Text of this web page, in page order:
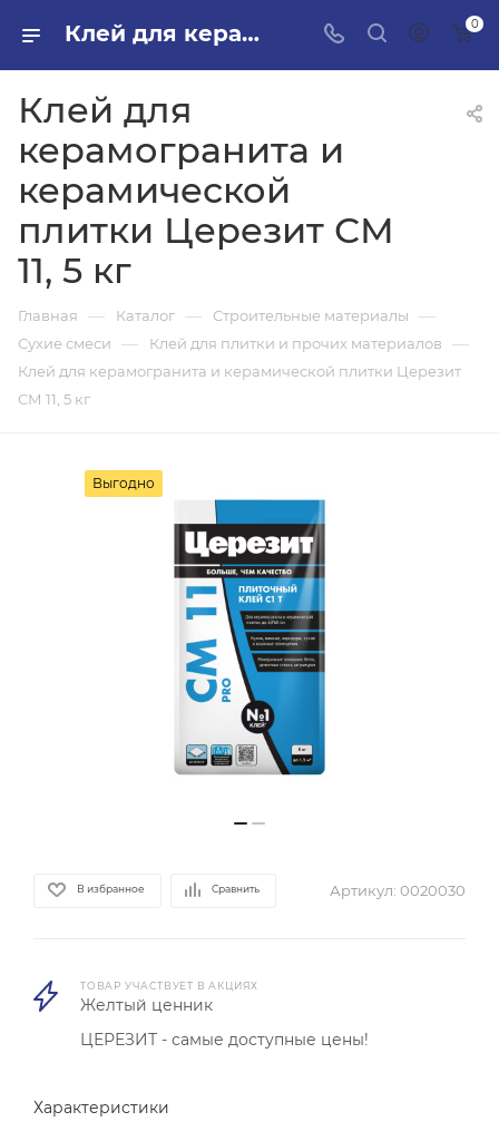
Клей для керамогранита и керамической плитки Церезит СМ 11, 5 кг в ПИЛОН — купить стройматериалы в интернет-магазине ПИЛОН с доставкой оптом и в розницу 0
Клей для
керамогранита и
керамической
плитки Церезит СМ
11, 5 кг
Главная — Каталог — Строительные материалы —
Сухие смеси — Клей для плитки и прочих материалов —
Клей для керамогранита и керамической плитки Церезит
СМ 11, 5 кг
Выгодно
В избранное Сравнить Артикул: 0020030
ТОВАР УЧАСТВУЕТ В АКЦИЯХ
Желтый ценник
ЦЕРЕЗИТ - самые доступные цены!
Характеристики